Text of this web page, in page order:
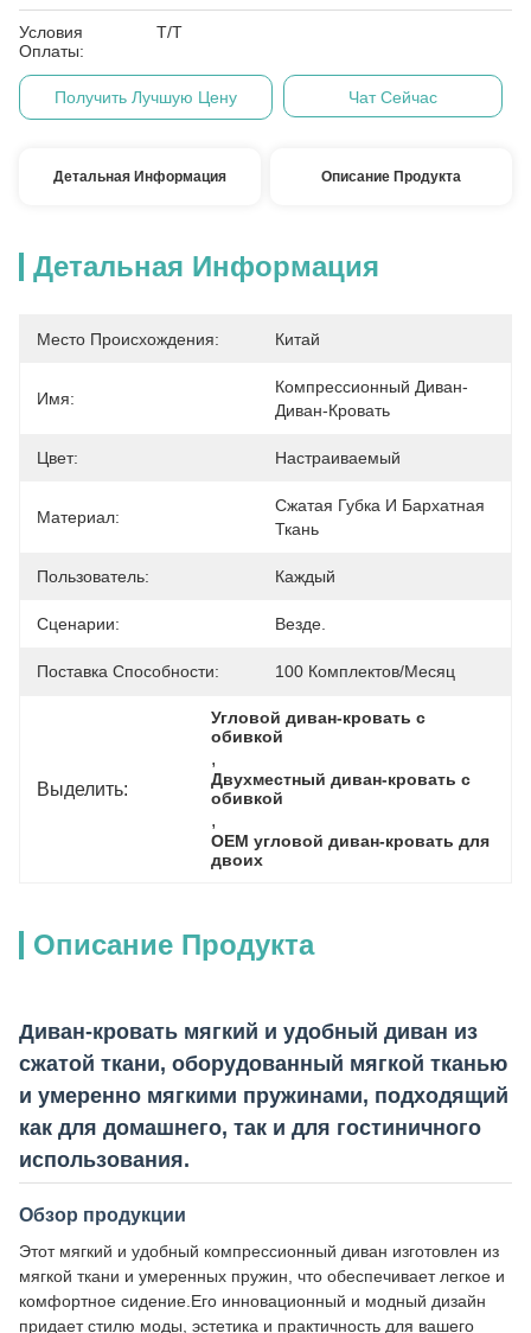
Условия
Оплаты:
Т/Т
Получить Лучшую Цену Чат Сейчас
Детальная Информация Описание Продукта
Детальная Информация
Место Происхождения: Китай
Имя:
Компрессионный Диван-
Диван-Кровать
Цвет: Настраиваемый
Материал:
Сжатая Губка И Бархатная
Ткань
Пользователь: Каждый
Сценарии: Везде.
Поставка Способности: 100 Комплектов/месяц
Выделить:
Угловой диван-кровать с
обивкой
,
Двухместный диван-кровать с
обивкой
,
OEM угловой диван-кровать для
двоих
Описание Продукта
Диван-кровать мягкий и удобный диван из
сжатой ткани, оборудованный мягкой тканью
и умеренно мягкими пружинами, подходящий
как для домашнего, так и для гостиничного
использования.
Обзор продукции
Этот мягкий и удобный компрессионный диван изготовлен из
мягкой ткани и умеренных пружин, что обеспечивает легкое и
комфортное сидение.Его инновационный и модный дизайн
придает стилю моды, эстетика и практичность для вашего